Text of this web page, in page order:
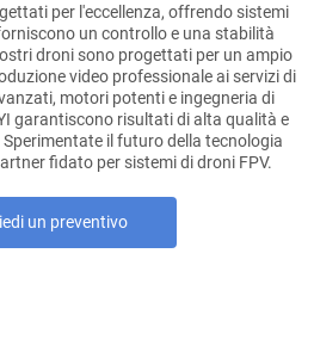
per l'eccellenza, offrendo sistemi
un controllo e una stabilità
droni sono progettati per un ampio
video professionale ai servizi di
motori potenti e ingegneria di
garantiscono risultati di alta qualità e
il futuro della tecnologia
fidato per sistemi di droni FPV.
un preventivo